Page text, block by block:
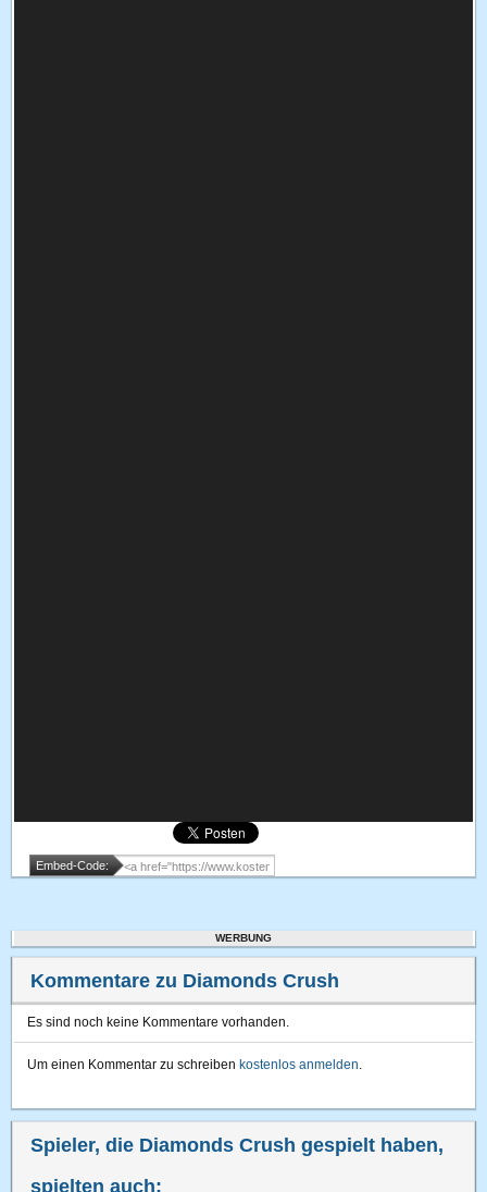
Embed-Code:
WERBUNG
Kommentare zu Diamonds Crush
Es sind noch keine Kommentare vorhanden.
Um einen Kommentar zu schreiben kostenlos anmelden.
Spieler, die Diamonds Crush gespielt haben,
spielten auch: